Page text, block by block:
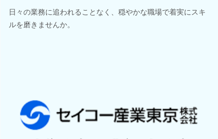
日々の業務に追われることなく、穏やかな職場で着実にスキ
ルを磨きませんか。